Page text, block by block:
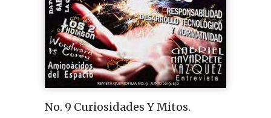
No. 9 Curiosidades Y Mitos.